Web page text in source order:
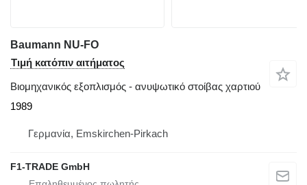
Baumann NU-FO
Τιμή κατόπιν αιτήματος
Βιομηχανικός εξοπλισμός - ανυψωτικό στοίβας χαρτιού
1989
Γερμανία, Emskirchen-Pirkach
F1-TRADE GmbH